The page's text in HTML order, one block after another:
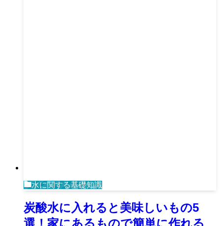
水に関する基礎知識
炭酸水に入れると美味しいもの5